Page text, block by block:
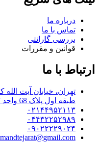
درباره ما
تماس با ما
بررسی گارانتی
قوانین و مقررات
ارتباط با ما
تهران، خیابان آیت الله
طبقه اول پلاک 68 واحد 107
۰۲۱۴۴۹۵۲۱۱۳
۰۴۴۳۲۲۵۲۹۸۹
۰۹۰۲۲۲۲۹۰۲۴